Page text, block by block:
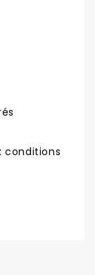
conditions